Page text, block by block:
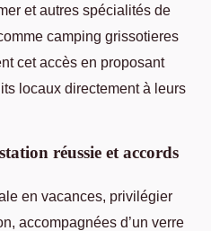
et autres spécialités de
camping grissotieres
cet accès en proposant
locaux directement à leurs
réussie et accords
en vacances, privilégier
accompagnées d’un verre